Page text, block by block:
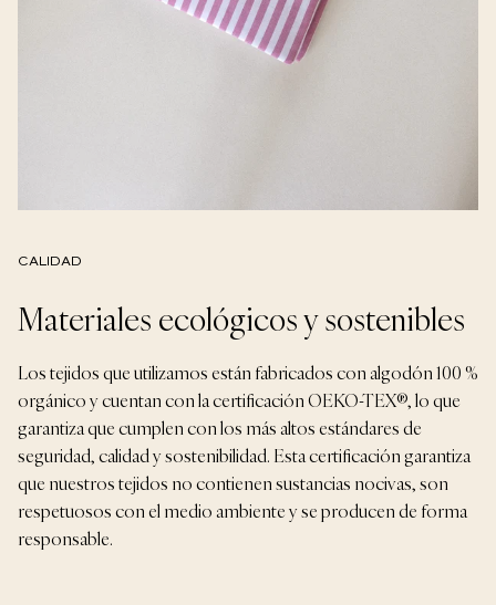
CALIDAD
Materiales ecológicos y sostenibles
Los tejidos que utilizamos están fabricados con algodón 100 %
orgánico y cuentan con la certificación OEKO-TEX®, lo que
garantiza que cumplen con los más altos estándares de
seguridad, calidad y sostenibilidad. Esta certificación garantiza
que nuestros tejidos no contienen sustancias nocivas, son
respetuosos con el medio ambiente y se producen de forma
responsable.